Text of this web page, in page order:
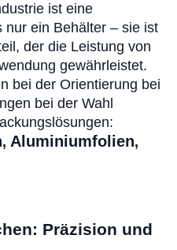
ist eine
nur ein Behälter – sie ist
der die Leistung von
gewährleistet.
bei der Orientierung bei
bei der Wahl
, Aluminiumfolien,
Präzision und